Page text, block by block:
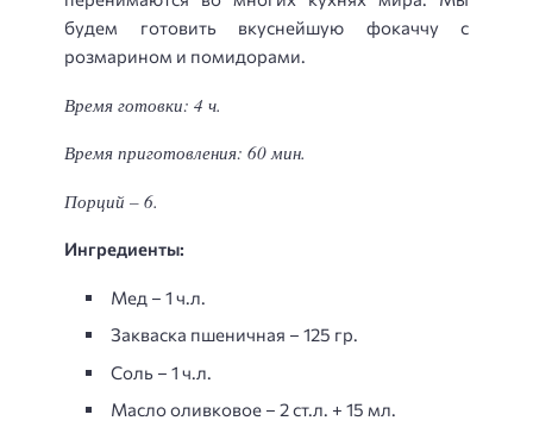
будем готовить вкуснейшую фокаччу с
розмарином и помидорами.
Время готовки: 4 ч.
Время приготовления: 60 мин.
Порций – 6.
Ингредиенты:
Мед – 1 ч.л.
Закваска пшеничная – 125 гр.
Соль – 1 ч.л.
Масло оливковое – 2 ст.л. + 15 мл.